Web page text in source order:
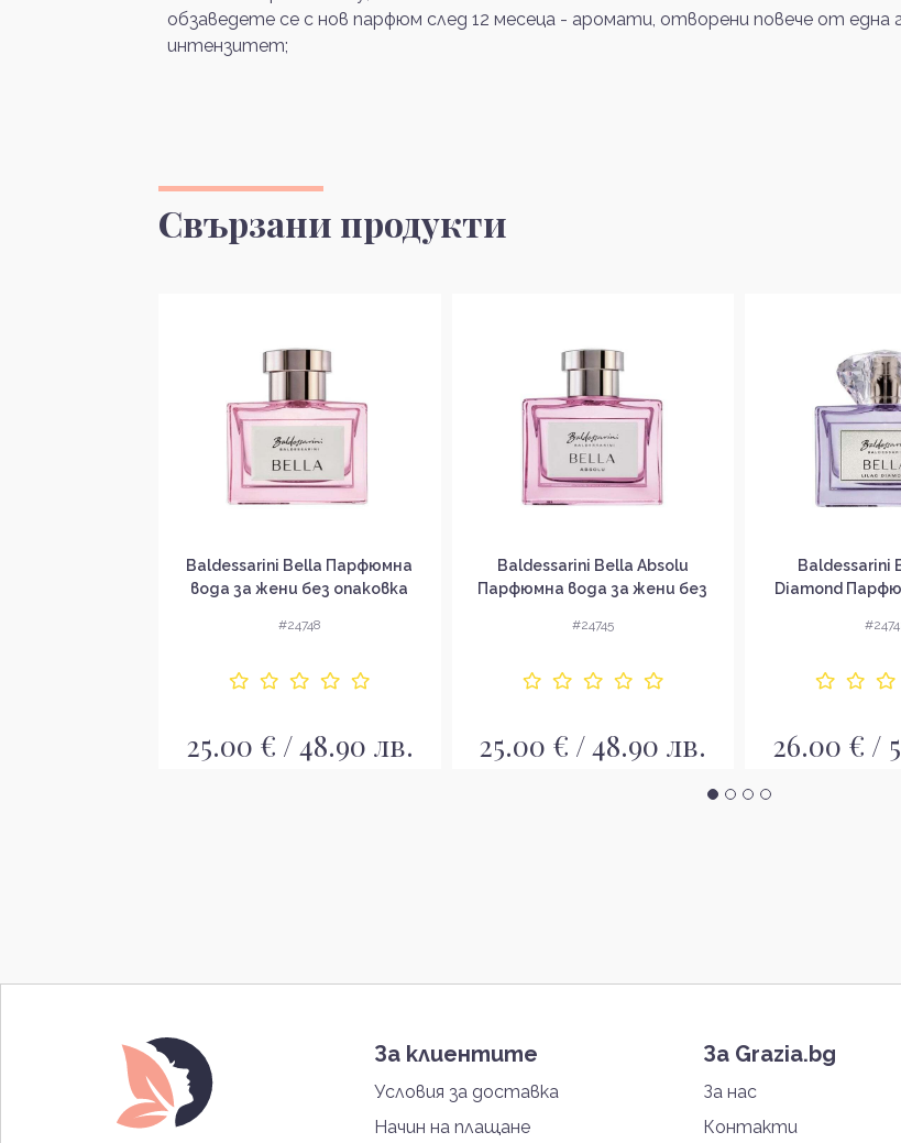
обзаведете се с нов парфюм след 12 месеца - аромати, отворени повече от
интензитет;
Свързани продукти
Baldessarini Bella Парфюмна
вода за жени без опаковка
#24748
25.00 € / 48.90 лв.
Baldessarini Bella Absolu
Парфюмна вода за жени без
#24745
25.00 € / 48.90 лв.
Baldessarini
Diamond
26.00 € /
За клиентите
Условия за доставка
Начин на плащане
За Grazia.bg
За нас
Контакти